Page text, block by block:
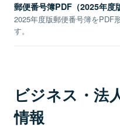
郵便番号簿PDF（2025年度
2025年度版郵便番号簿をPDF
す。
ビジネス・法
情報